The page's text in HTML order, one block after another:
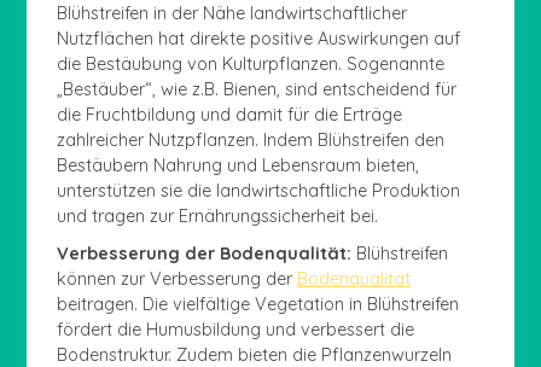
Blühstreifen in der Nähe landwirtschaftlicher
Nutzflächen hat direkte positive Auswirkungen auf
die Bestäubung von Kulturpflanzen. Sogenannte
„Bestäuber“, wie z.B. Bienen, sind entscheidend für
die Fruchtbildung und damit für die Erträge
zahlreicher Nutzpflanzen. Indem Blühstreifen den
Bestäubern Nahrung und Lebensraum bieten,
unterstützen sie die landwirtschaftliche Produktion
und tragen zur Ernährungssicherheit bei.
Verbesserung der Bodenqualität: Blühstreifen
können zur Verbesserung der Bodenqualität
beitragen. Die vielfältige Vegetation in Blühstreifen
fördert die Humusbildung und verbessert die
Bodenstruktur. Zudem bieten die Pflanzenwurzeln